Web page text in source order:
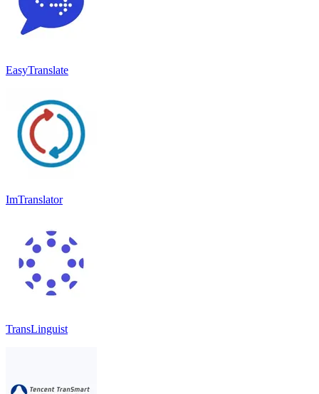
EasyTranslate
ImTranslator
TransLinguist